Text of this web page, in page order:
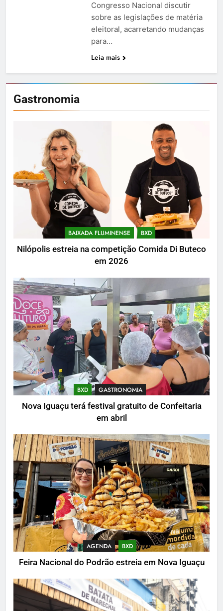
Gastronomia
BAIXADA FLUMINENSE BXD
Nilópolis estreia na competição Comida Di Buteco
em 2026
BXD GASTRONOMIA
Nova Iguaçu terá festival gratuito de Confeitaria
em abril
AGENDA BXD
Feira Nacional do Podrão estreia em Nova Iguaçu
Congresso Nacional discutir
sobre as legislações de matéria
eleitoral, acarretando mudanças
para…
Leia mais